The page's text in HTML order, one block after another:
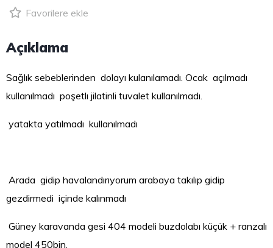
Favorilere ekle
Açıklama
Sağlık sebeblerinden dolayı kulanılamadı. Ocak açılmadı
kullanılmadı poşetlı jilatinli tuvalet kullanılmadı.
yatakta yatılmadı kullanılmadı
Arada gidip havalandırıyorum arabaya takılıp gidip
gezdirmedi içinde kalınmadı
Güney karavanda gesi 404 modeli buzdolabı küçük + ranzalı
model 450bin.